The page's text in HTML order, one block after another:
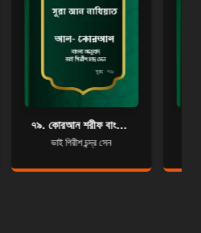
৭৯. কোরআন শরীফ বাংলা অনুবাদ - সূরা আন-নাযিয়াত
ভাই গিরীশ চন্দ্র সেন